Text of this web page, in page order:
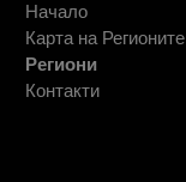
Начало
Карта на Регионите
Региони
Контакти